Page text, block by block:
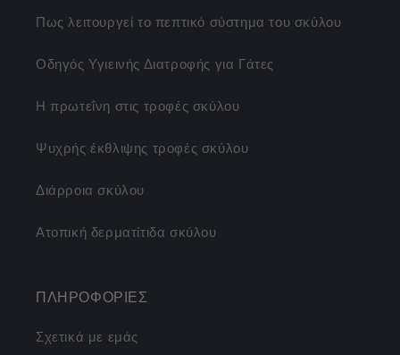
Πως λειτουργεί το πεπτικό σύστημα του σκύλου
Οδηγός Υγιεινής Διατροφής για Γάτες
Η πρωτεΐνη στις τροφές σκύλου
Ψυχρής έκθλιψης τροφές σκύλου
Διάρροια σκύλου
Ατοπική δερματίτιδα σκύλου
ΠΛΗΡΟΦΟΡΙΕΣ
Σχετικά με εμάς